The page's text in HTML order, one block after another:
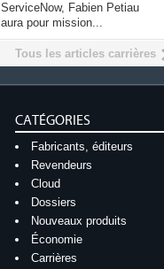
ServiceNow, Fabien Petiau
aura pour mission...
Tous les articles carrières
CATÉGORIES
Fabricants, éditeurs
Revendeurs
Cloud
Dossiers
Nouveaux produits
Économie
Carrières